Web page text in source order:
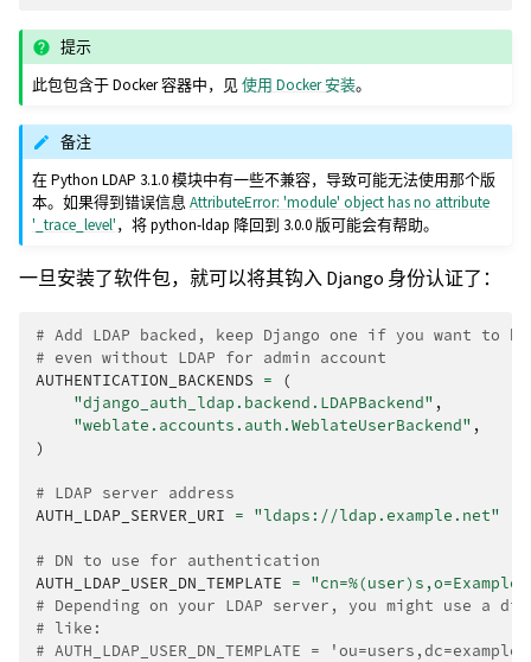
提示
此包包含于 Docker 容器中，见使用 Docker 安装。
备注
在 Python LDAP 3.1.0 模块中有一些不兼容，导致可能无法使用那个版
本。如果得到错误信息AttributeError: 'module' object has no attribute
'_trace_level'，将 python-ldap 降回到 3.0.0 版可能会有帮助。
一旦安装了软件包，就可以将其钩入 Django 身份认证了：
# Add LDAP backed, keep Django one if you want to
# even without LDAP for admin account
AUTHENTICATION_BACKENDS =
(
"django_auth_ldap.backend.LDAPBackend" ,
"weblate.accounts.auth.WeblateUserBackend" ,
)
# LDAP server address
AUTH_LDAP_SERVER_URI = "ldaps://ldap.example.net"
# DN to use for authentication
AUTH_LDAP_USER_DN_TEMPLATE = "cn=%(user)s ,o=Example"
# Depending on your LDAP server, you might use a
# like:
# AUTH_LDAP_USER_DN_TEMPLATE =